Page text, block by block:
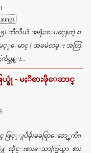
၅) ဘီလီယံ အရံႈးေပၚေနတဲ့ စ
ျမင့္ေမာင္ ( အၿမဲတမ္း အတြ
သန္း...
ြယ္စုံ - မႈိစားဖိုေဆာင္
ဖြင့္ျပီမိုးမခရြာေဆာ္ၾကီး၊
ထိုင္းစားေသာက္ဖြယ္ရာ စား